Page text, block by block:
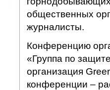
общественных
журналисты.
Конференцию
«Группа по
организация
конференции –